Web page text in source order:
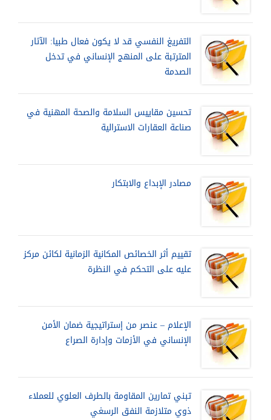
التفريغ النفسي قد لا يكون فعال طبيا: الآثار
المترتبة على المنهج الإنساني في تدخل
الصدمة
تحسين مقاييس السلامة والصحة المهنية في
صناعة العقارات الاسترالية
مصادر الإبداع والابتكار
تقييم أثر الخصائص المكانية الزمانية لكائن مركز
عليه على التحكم في النظرة
الإعلام – عنصر من إستراتيجية ضمان الأمن
الإنساني في الأزمات وإدارة الصراع
تبني تمارين المقاومة بالطرف العلوي للعملاء
ذوي متلازمة النفق الرسغي